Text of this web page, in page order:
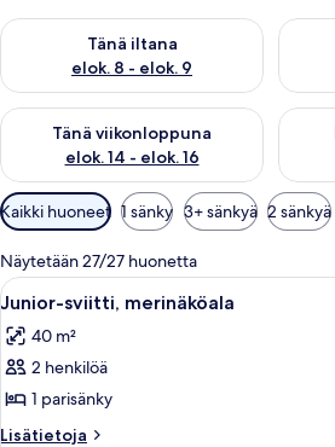
Tänä iltana
elok. 8 - elok. 9
Tarkista tämän illan saatavuus elok. 8 -
Tänä viikonloppuna
elok. 14 - elok. 16
Tarkista tämän viikonlopun saatavuus
Huoneille
saatavilla
olevia
suodattimia
Kaikki huoneet 1 sänky 3+ sänkyä 2 sänkyä
Näytetään 27/27 huonetta
Avaa
kaikki
huonetyypin
Junior-
sviitti,
merinäköala
4
Junior-sviitti, merinäköala
40 m²
2 henkilöä
1 parisänky
Lisätietoja
Lisätietoja